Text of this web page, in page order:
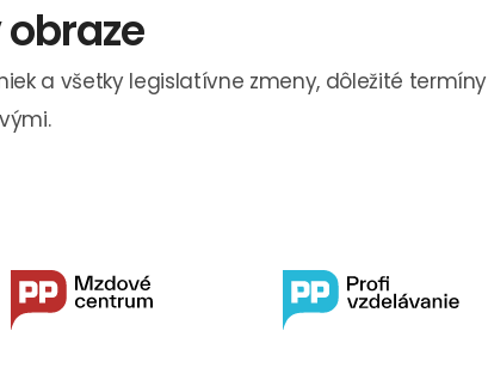
a všetky legislatívne zmeny, dôležité termíny